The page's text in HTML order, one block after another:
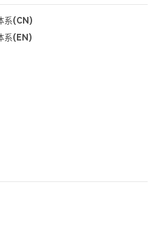
系(CN)
系(EN)